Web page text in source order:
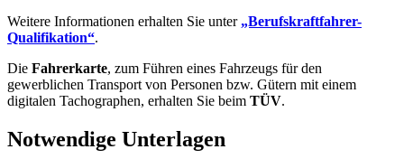
Weitere Informationen erhalten Sie unter „Berufskraftfahrer-
Qualifikation“.
Die Fahrerkarte, zum Führen eines Fahrzeugs für den
gewerblichen Transport von Personen bzw. Gütern mit einem
digitalen Tachographen, erhalten Sie beim TÜV.
Notwendige Unterlagen